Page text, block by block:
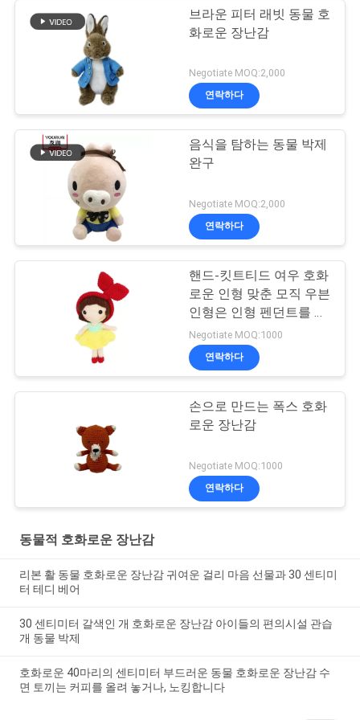
브라운 피터 래빗 동물 호
화로운 장난감
Negotiate MOQ:2,000
연락하다
음식을 탐하는 동물 박제
완구
Negotiate MOQ:2,000
연락하다
핸드-킷트티드 여우 호화
로운 인형 맞춘 모직 우븐
인형은 인형 펜던트를 떴
습니다
Negotiate MOQ:1000
연락하다
손으로 만드는 폭스 호화
로운 장난감
Negotiate MOQ:1000
연락하다
동물적 호화로운 장난감
리본 활 동물 호화로운 장난감 귀여운 걸리 마음 선물과 30 센티미
터 테디 베어
30 센티미터 갈색인 개 호화로운 장난감 아이들의 편의시설 관습
개 동물 박제
호화로운 40마리의 센티미터 부드러운 동물 호화로운 장난감 수
면 토끼는 커피를 올려 놓거나, 노킹합니다